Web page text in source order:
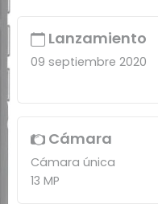
Lanzamiento
09 septiembre 2020
Cámara
Cámara única
13 MP